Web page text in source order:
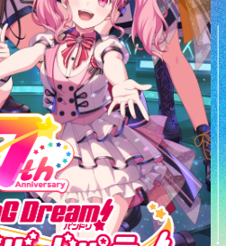
生配信情報
Gallery
7周年を記念したイラスト
Goods
7周年記念グッズ情報